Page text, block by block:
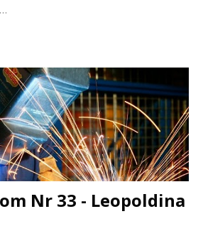
Nr 33 - Leopoldina